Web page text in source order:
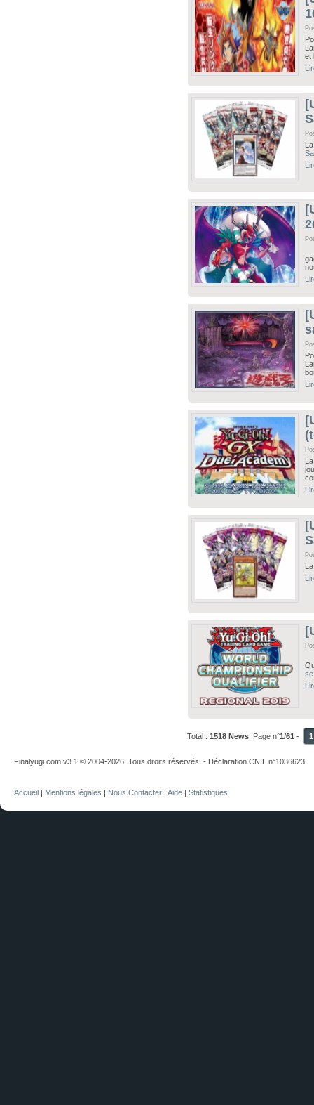
et
Total :1518 News . Page n°1/61 - 1
Finalyugi.com v3.1 © 2004-2026. Tous droits réservés. - Déclaration CNIL n°1036623
Accueil | Mentions légales | Nous Contacter | Aide | Statistiques